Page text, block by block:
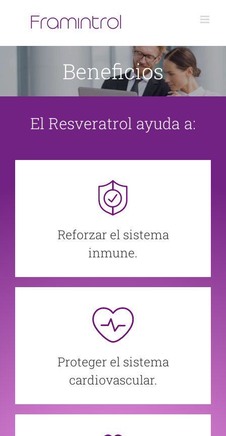
Beneficios
El Resveratrol ayuda a:
Reforzar el sistema
inmune.
Proteger el sistema
cardiovascular.